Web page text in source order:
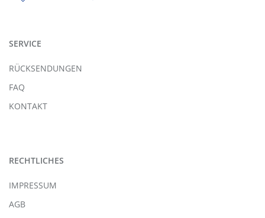
SERVICE
RÜCKSENDUNGEN
FAQ
KONTAKT
RECHTLICHES
IMPRESSUM
AGB